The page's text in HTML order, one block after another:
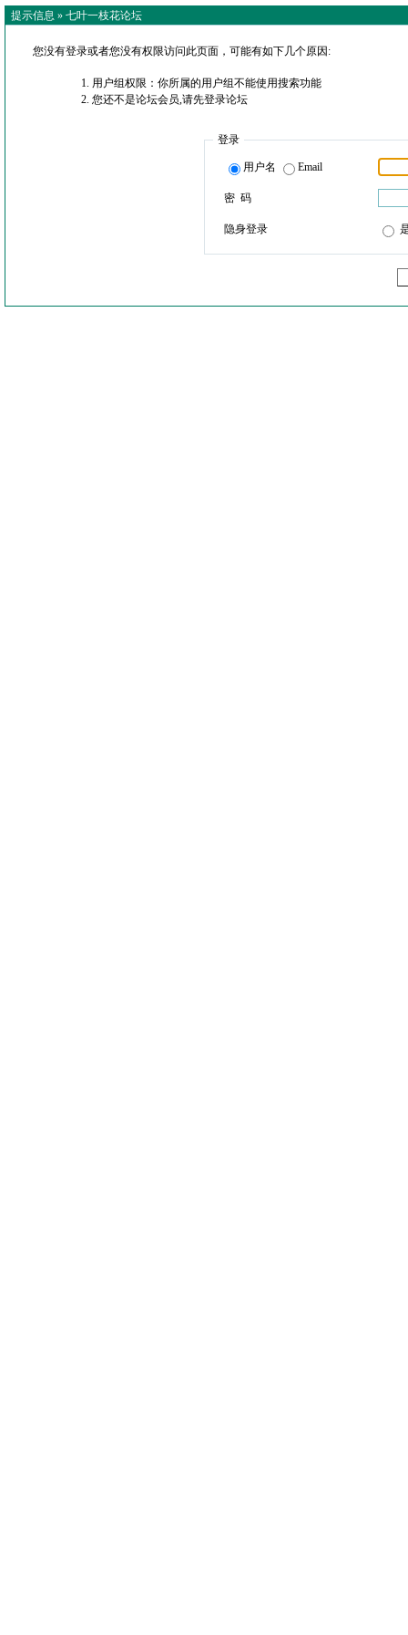
提示信息 » 七叶一枝花论坛
您没有登录或者您没有权限访问此页面，可能有如下几个原因:
用户组权限：你所属的用户组不能使用搜索功能
您还不是论坛会员,请先登录论坛
登录
用户名 Email
密 码
隐身登录